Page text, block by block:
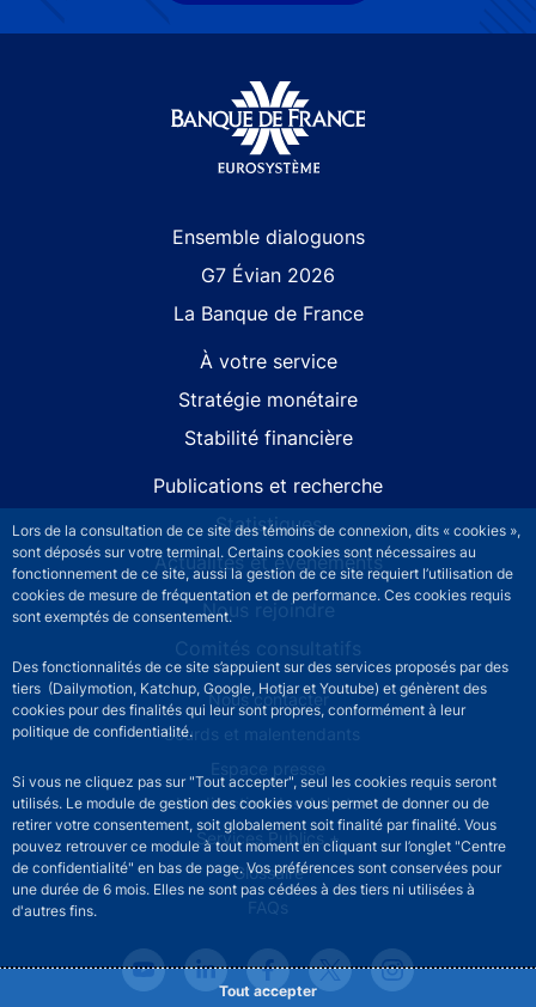
Lors de la consultation de ce site des témoins de connexion, dits « cookies »,
sont déposés sur votre terminal. Certains cookies sont nécessaires au
fonctionnement de ce site, aussi la gestion de ce site requiert l’utilisation de
cookies de mesure de fréquentation et de performance. Ces cookies requis
sont exemptés de consentement.
Des fonctionnalités de ce site s’appuient sur des services proposés par des
tiers (Dailymotion, Katchup, Google, Hotjar et Youtube) et génèrent des
cookies pour des finalités qui leur sont propres, conformément à leur
politique de confidentialité.
Si vous ne cliquez pas sur "Tout accepter", seul les cookies requis seront
utilisés. Le module de gestion des cookies vous permet de donner ou de
retirer votre consentement, soit globalement soit finalité par finalité. Vous
pouvez retrouver ce module à tout moment en cliquant sur l’onglet "Centre
de confidentialité" en bas de page. Vos préférences sont conservées pour
une durée de 6 mois. Elles ne sont pas cédées à des tiers ni utilisées à
d'autres fins.
Tout accepter
Ensemble dialoguons
G7 Évian 2026
La Banque de France
À votre service
Stratégie monétaire
Stabilité financière
Publications et recherche
Statistiques
Actualités et événements
Nous rejoindre
Comités consultatifs
Footer secondary menuNous contacter
Sourds et malentendants
Espace presse
La direction des Achats
Services Publics +
Glossaire
FAQs